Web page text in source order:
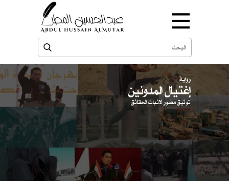
رواية
إغتيال المدونين
توثيق مصّور لاثبات الحقائق